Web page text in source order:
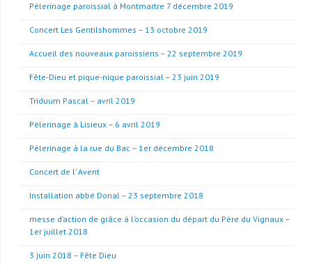
Pèlerinage paroissial à Montmartre 7 décembre 2019
Concert Les Gentilshommes – 13 octobre 2019
Accueil des nouveaux paroissiens – 22 septembre 2019
Fête-Dieu et pique-nique paroissial – 23 juin 2019
Triduum Pascal – avril 2019
Pèlerinage à Lisieux – 6 avril 2019
Pèlerinage à la rue du Bac – 1er décembre 2018
Concert de l’ Avent
Installation abbé Donal – 23 septembre 2018
messe d’action de grâce à l’occasion du départ du Père du Vignaux –
1er juillet 2018
3 juin 2018 – Fête Dieu